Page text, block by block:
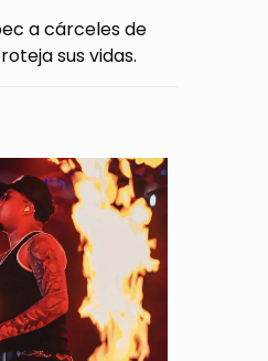
a cárceles de
sus vidas.